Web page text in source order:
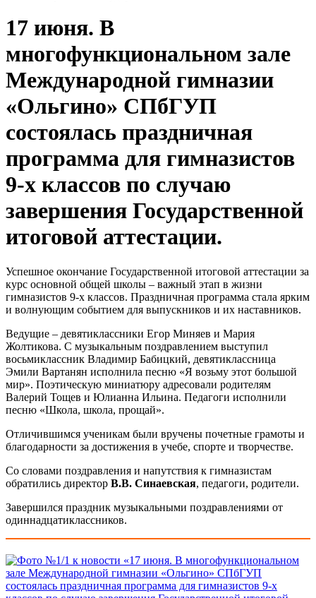
17 июня. В
многофункциональном зале
Международной гимназии
«Ольгино» СПбГУП
состоялась праздничная
программа для гимназистов
9-х классов по случаю
завершения Государственной
итоговой аттестации.
Успешное окончание Государственной итоговой аттестации за
курс основной общей школы – важный этап в жизни
гимназистов 9-х классов. Праздничная программа стала ярким
и волнующим событием для выпускников и их наставников.
Ведущие – девятиклассники Егор Миняев и Мария
Жолтикова. С музыкальным поздравлением выступил
восьмиклассник Владимир Бабицкий, девятиклассница
Эмили Вартанян исполнила песню «Я возьму этот большой
мир». Поэтическую миниатюру адресовали родителям
Валерий Тощев и Юлианна Ильина. Педагоги исполнили
песню «Школа, школа, прощай».
Отличившимся ученикам были вручены почетные грамоты и
благодарности за достижения в учебе, спорте и творчестве.
Со словами поздравления и напутствия к гимназистам
обратились директор В.В. Синаевская, педагоги, родители.
Завершился праздник музыкальными поздравлениями от
одиннадцатиклассников.